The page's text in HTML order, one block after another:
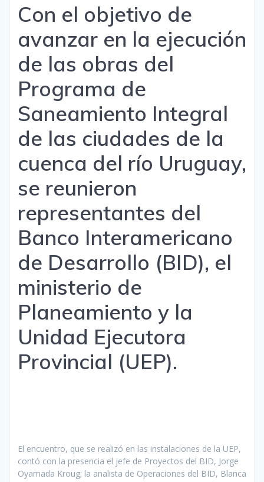
Con el objetivo de
avanzar en la ejecución
de las obras del
Programa de
Saneamiento Integral
de las ciudades de la
cuenca del río Uruguay,
se reunieron
representantes del
Banco Interamericano
de Desarrollo (BID), el
ministerio de
Planeamiento y la
Unidad Ejecutora
Provincial (UEP).
El encuentro, que se realizó en las instalaciones de la UEP,
contó con la presencia el jefe de Proyectos del BID, Jorge
Oyamada Kroug; la analista de Operaciones del BID, Blanca